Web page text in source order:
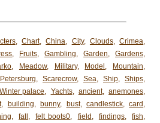
, Chart, China, City, Clouds, Crimea,
, Fruits, Gambling, Garden, Gardens,
, Meadow, Military, Model , Mountain,
, Scarecrow, Sea, Ship, Ships,
Winter palace, Yachts, ancient, anemones,
, building, bunny, bust, candlestick, card ,
, fall , felt boots0, field , findings, fish,